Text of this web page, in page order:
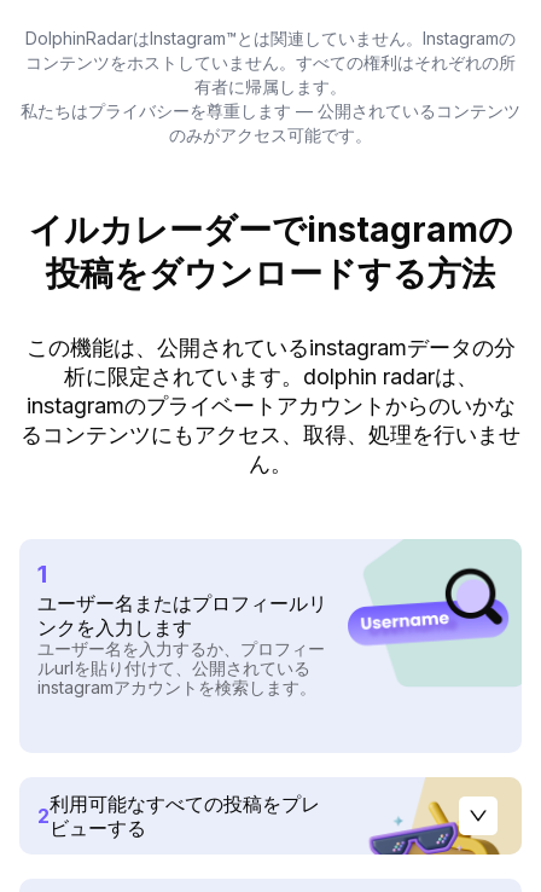
DolphinRadarはInstagram™とは関連していません。Instagramの
コンテンツをホストしていません。すべての権利はそれぞれの所
有者に帰属します。
私たちはプライバシーを尊重します — 公開されているコンテンツ
のみがアクセス可能です。
イルカレーダーでinstagramの
投稿をダウンロードする方法
この機能は、公開されているinstagramデータの分
析に限定されています。dolphin radarは、
instagramのプライベートアカウントからのいかな
るコンテンツにもアクセス、取得、処理を行いませ
ん。
1
ユーザー名またはプロフィールリ
ンクを入力します
ユーザー名を入力するか、プロフィー
ルurlを貼り付けて、公開されている
instagramアカウントを検索します。
2利用可能なすべての投稿をプレ
ビューする